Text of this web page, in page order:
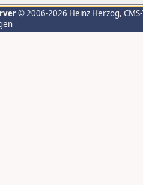
© 2006-2026 Heinz Herzog,